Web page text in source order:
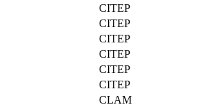
CITEP
CITEP
CITEP
CITEP
CITEP
CITEP
CLAM